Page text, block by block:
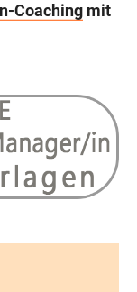
Coaching mit